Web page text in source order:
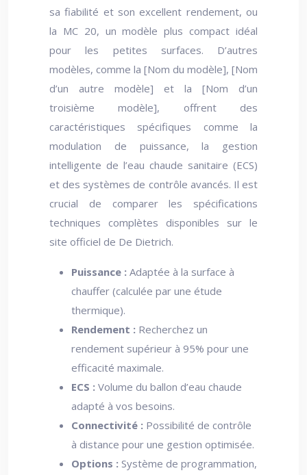
sa fiabilité et son excellent rendement, ou
la MC 20, un modèle plus compact idéal
pour les petites surfaces. D’autres
modèles, comme la [Nom du modèle], [Nom
d’un autre modèle] et la [Nom d’un
troisième modèle], offrent des
caractéristiques spécifiques comme la
modulation de puissance, la gestion
intelligente de l’eau chaude sanitaire (ECS)
et des systèmes de contrôle avancés. Il est
crucial de comparer les spécifications
techniques complètes disponibles sur le
site officiel de De Dietrich.
Puissance : Adaptée à la surface à
chauffer (calculée par une étude
thermique).
Rendement : Recherchez un
rendement supérieur à 95% pour une
efficacité maximale.
ECS : Volume du ballon d’eau chaude
adapté à vos besoins.
Connectivité : Possibilité de contrôle
à distance pour une gestion optimisée.
Options : Système de programmation,